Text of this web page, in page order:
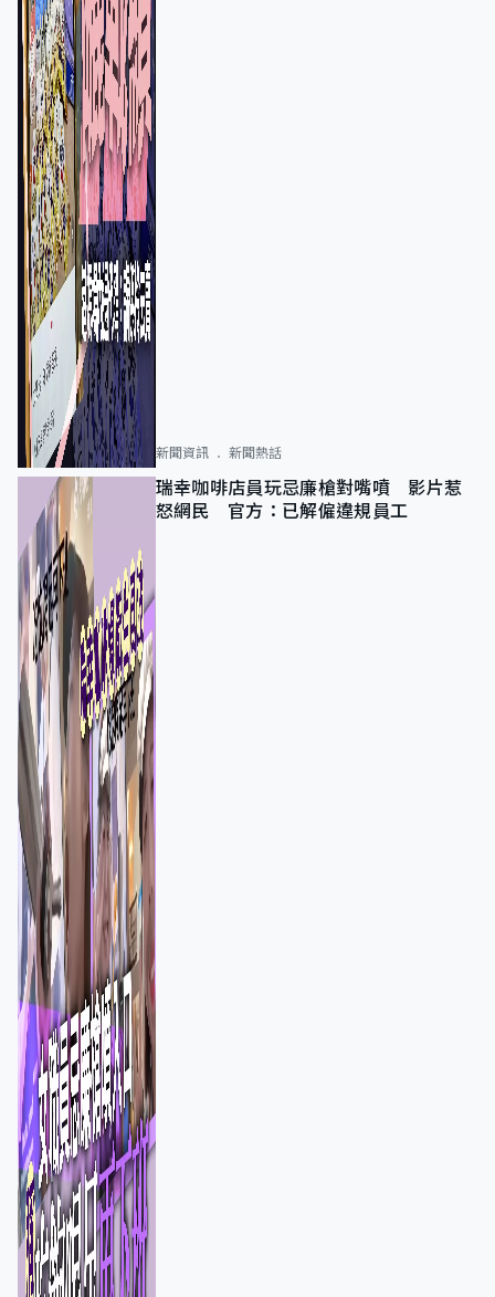
新聞資訊 新聞熱話
瑞幸咖啡店員玩忌廉槍對嘴噴 影片惹
怒網民 官方：已解僱違規員工